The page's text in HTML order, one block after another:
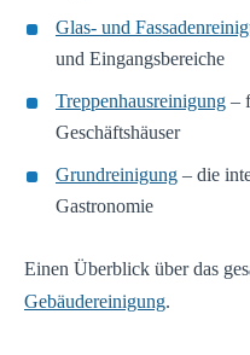
Glas- und
und Eingangsbereiche
Treppenhausreinigung –
Geschäftshäuser
Grundreinigung – die
Gastronomie
Einen Überblick über das
Gebäudereinigung.